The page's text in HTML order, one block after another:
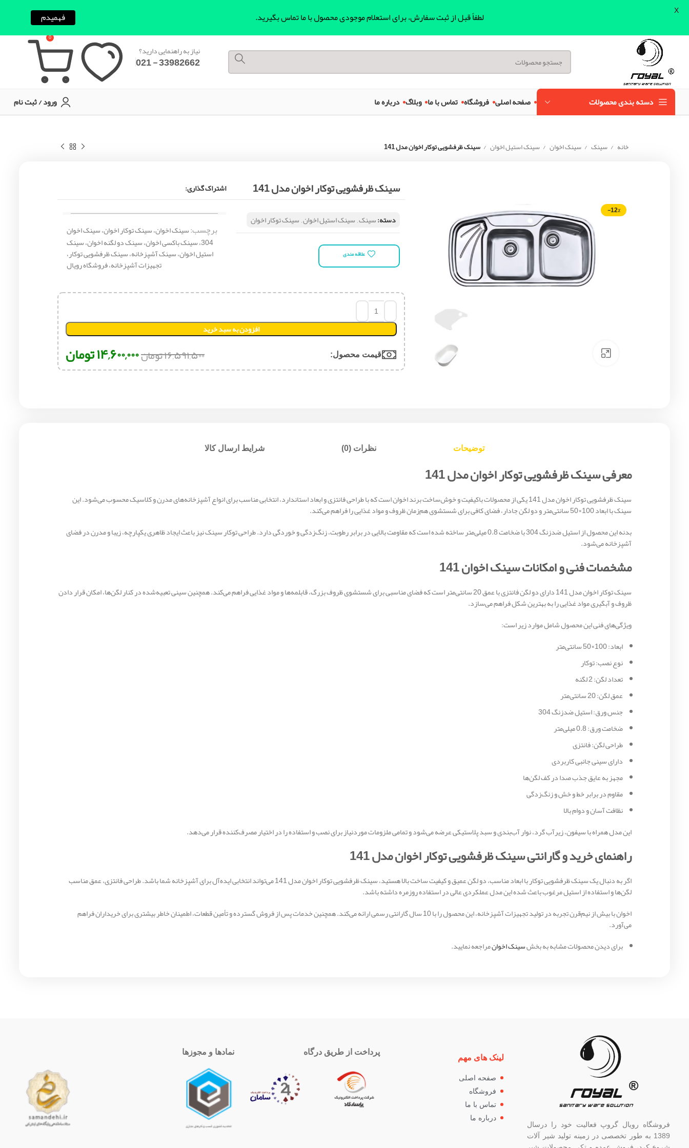
نیاز به راهنمایی دارید؟
33982662 - 021
0
دسته بندی محصولات صفحه اصلی فروشگاه تماس با ما وبلاگ درباره ما ورود / ثبت نام
خانه سینک سینک اخوان سینک استیل اخوان سینک ظرفشویی توکار اخوان مدل 141
-12%
سینک ظرفشویی توکار اخوان مدل 141 اشتراک گذاری:
دسته:سینک,سینک استیل اخوان,سینک توکار اخوان
علاقه مندی
برچسب:سینک اخوان، سینک توکار اخوان، سینک اخوان
304، سینک باکسی اخوان، سینک دو لگنه اخوان، سینک
استیل اخوان، سینک آشپزخانه، سینک ظرفشویی توکار،
تجهیزات آشپزخانه، فروشگاه رویال
افزودن به سبد خرید
قیمت محصول:​ ۱۶,۵۹۱,۵۰۰تومان۱۴,۶۰۰,۰۰۰تومان
توضیحات نظرات (0) شرایط ارسال کالا
معرفی سینک ظرفشویی توکار اخوان مدل 141
سینک ظرفشویی توکار اخوان مدل 141 یکی از محصولات باکیفیت و خوش‌ساخت برند اخوان است که با طراحی فانتزی و ابعاد استاندارد، انتخابی مناسب برای انواع آشپزخانه‌های مدرن و کلاسیک محسوب می‌شود. این
سینک با ابعاد 100×50 سانتی‌متر و دو لگن جادار، فضای کافی برای شستشوی هم‌زمان ظروف و مواد غذایی را فراهم می‌کند.
بدنه این محصول از استیل ضدزنگ 304 با ضخامت 0.8 میلی‌متر ساخته شده است که مقاومت بالایی در برابر رطوبت، زنگ‌زدگی و خوردگی دارد. طراحی توکار سینک نیز باعث ایجاد ظاهری یکپارچه، زیبا و مدرن در فضای
آشپزخانه می‌شود.
مشخصات فنی و امکانات سینک اخوان 141
سینک توکار اخوان مدل 141 دارای دو لگن فانتزی با عمق 20 سانتی‌متر است که فضای مناسبی برای شستشوی ظروف بزرگ، قابلمه‌ها و مواد غذایی فراهم می‌کند. همچنین سینی تعبیه‌شده در کنار لگن‌ها، امکان قرار دادن
ظروف و آبگیری مواد غذایی را به بهترین شکل فراهم می‌سازد.
ویژگی‌های فنی این محصول شامل موارد زیر است:
ابعاد: 100×50 سانتی‌متر
نوع نصب: توکار
تعداد لگن: 2 لگنه
عمق لگن: 20 سانتی‌متر
جنس ورق: استیل ضدزنگ 304
ضخامت ورق: 0.8 میلی‌متر
طراحی لگن: فانتزی
دارای سینی جانبی کاربردی
مجهز به عایق جذب صدا در کف لگن‌ها
مقاوم در برابر خط و خش و زنگ‌زدگی
نظافت آسان و دوام بالا
این مدل همراه با سیفون، زیرآب گرد، نوار آب‌بندی و سبد پلاستیکی عرضه می‌شود و تمامی ملزومات موردنیاز برای نصب و استفاده را در اختیار مصرف‌کننده قرار می‌دهد.
راهنمای خرید و گارانتی سینک ظرفشویی توکار اخوان مدل 141
اگر به دنبال یک سینک ظرفشویی توکار با ابعاد مناسب، دو لگن عمیق و کیفیت ساخت بالا هستید، سینک ظرفشویی توکار اخوان مدل 141 می‌تواند انتخابی ایده‌آل برای آشپزخانه شما باشد. طراحی فانتزی، عمق مناسب
لگن‌ها و استفاده از استیل مرغوب باعث شده این مدل عملکردی عالی در استفاده روزمره داشته باشد.
اخوان با بیش از نیم‌قرن تجربه در تولید تجهیزات آشپزخانه، این محصول را با 10 سال گارانتی رسمی ارائه می‌کند. همچنین خدمات پس از فروش گسترده و تأمین قطعات، اطمینان خاطر بیشتری برای خریداران فراهم
می‌آورد.
برای دیدن محصولات مشابه به بخشسینک اخوانمراجعه نمایید.
فروشگاه رویال گروپ فعالیت خود را درسال
1389 به طور تخصصی در زمینه تولید شیر آلات
لینک های مهم
صفحه اصلی
فروشگاه
تماس با ما
درباره ما
پرداخت از طریق درگاه نمادها و مجوزها
لطفاً قبل از ثبت سفارش، برای استعلام موجودی محصول با ما تماس بگیرید. فهمیدم X